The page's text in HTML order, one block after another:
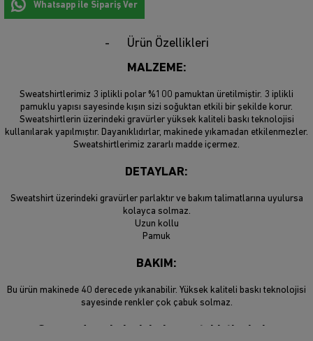
Whatsapp ile Sipariş Ver
Ürün Özellikleri
MALZEME:
Sweatshirtlerimiz 3 iplikli polar %100 pamuktan üretilmiştir. 3 iplikli
pamuklu yapısı sayesinde kışın sizi soğuktan etkili bir şekilde korur.
Sweatshirtlerin üzerindeki gravürler yüksek kaliteli baskı teknolojisi
kullanılarak yapılmıştır. Dayanıklıdırlar, makinede yıkamadan etkilenmezler.
Sweatshirtlerimiz zararlı madde içermez.
DETAYLAR:
Sweatshirt üzerindeki gravürler parlaktır ve bakım talimatlarına uyulursa
kolayca solmaz.
Uzun kollu
Pamuk
BAKIM:
Bu ürün makinede 40 derecede yıkanabilir. Yüksek kaliteli baskı teknolojisi
sayesinde renkler çok çabuk solmaz.